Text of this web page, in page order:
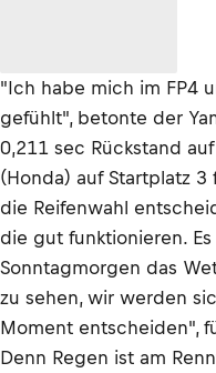
"Ich habe mich im FP4
gefühlt", betonte der
0,211 sec Rückstand
(Honda) auf Startplatz
die Reifenwahl
die gut funktionieren.
Sonntagmorgen das
zu sehen, wir werden
Moment entscheiden",
Denn Regen ist am